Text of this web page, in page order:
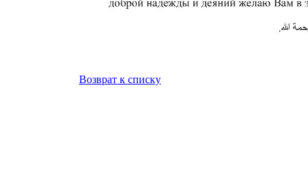
Возврат к списку